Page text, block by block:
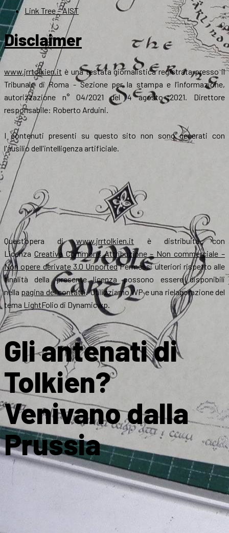
Link Tree – AIST
Disclaimer
www.jrrtolkien.it è una testata giornalistica registrata presso il
Tribunale di Roma - Sezione per la stampa e l’informazione,
autorizzazione n° 04/2021 del 4 agosto 2021. Direttore
responsabile: Roberto Arduini.
I contenuti presenti su questo sito non sono generati con
l'ausilio dell'intelligenza artificiale.
Quest’opera diwww.jrrtolkien.it è distribuita con
Licenza Creative Commons Attribuzione – Non commerciale –
Non opere derivate 3.0 UnportedPermessi ulteriori rispetto alle
finalità della presente licenza possono essere disponibili
nella pagina dei contatti. Utilizziamo WP e una rielaborazione del
tema LightFolio di Dynamicwp.
Gli antenati di
Tolkien?
Venivano dalla
Prussia